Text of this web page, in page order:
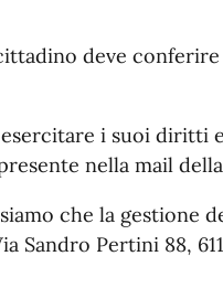
deve
i suoi diritti
nella mail
che la gestione
Sandro Pertini 88,